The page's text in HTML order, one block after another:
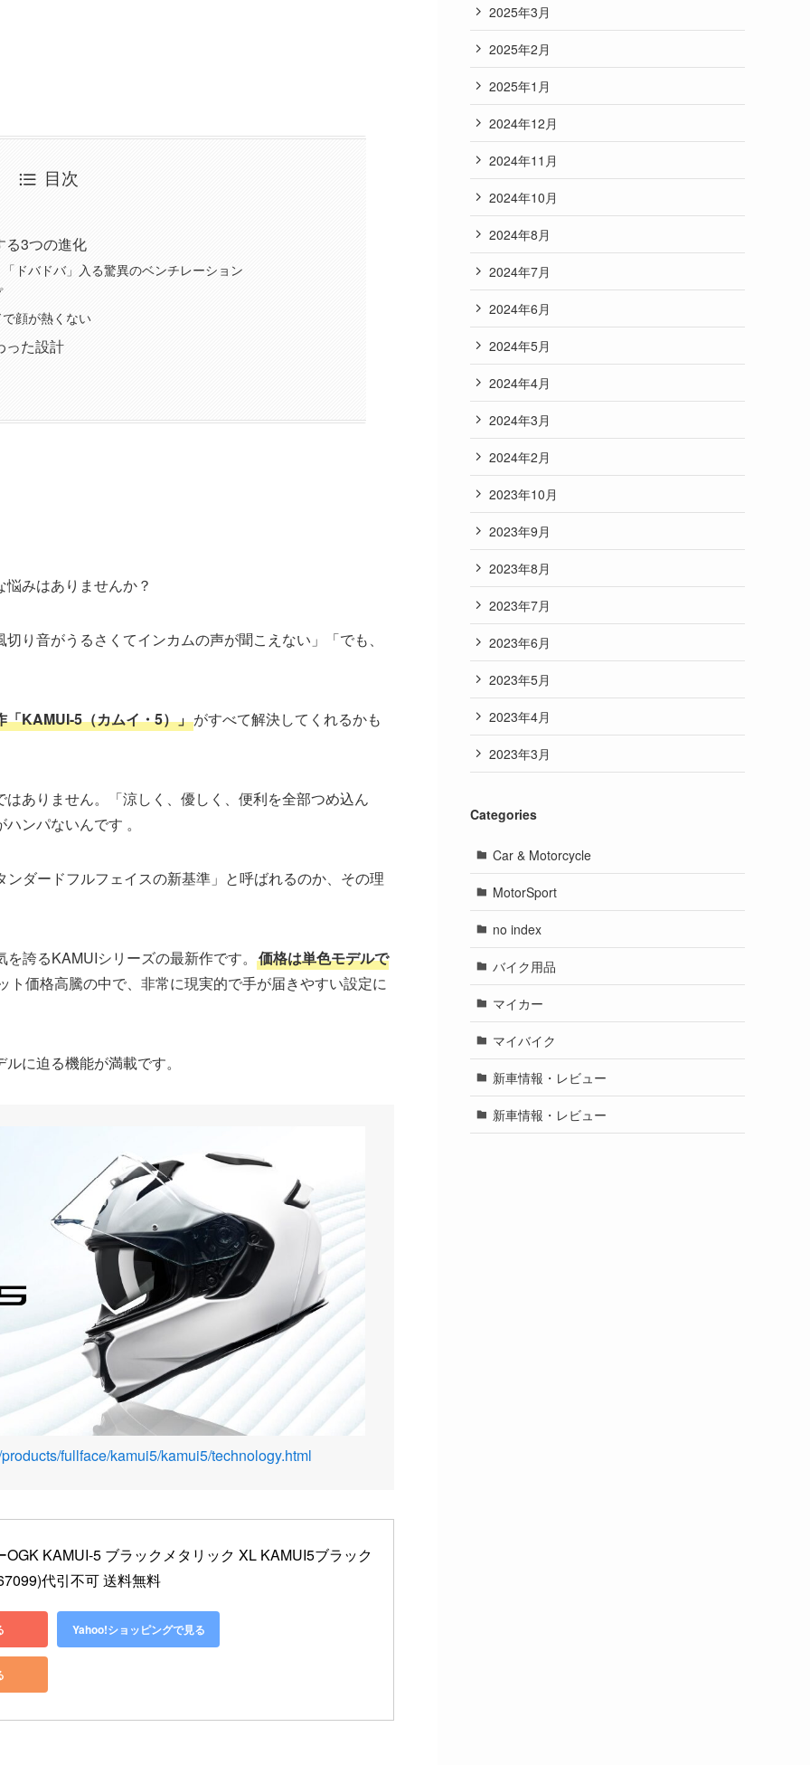
目次
る3つの進化
ドバドバ」入る驚異のベンチレーション
顔が熱くない
った設計
みはありませんか？
り音がうるさくてインカムの声が聞こえない」「でも、
KAMUI-5（カムイ・5）」がすべて解決してくれるかも
ありません。「涼しく、優しく、便利を全部つめ込ん
ンパないんです 。
ダードフルフェイスの新基準」と呼ばれるのか、その理
誇るKAMUIシリーズの最新作です。 価格は単色モデルで
ト価格高騰の中で、非常に現実的で手が届きやすい設定に
に迫る機能が満載です。
fullface/kamui5/kamui5/technology.html
OGK KAMUI-5 ブラックメタリック XL KAMUI5ブラック
代引不可 送料無料
Yahoo!ショッピングで見る
2025年3月
2025年2月
2025年1月
2024年12月
2024年11月
2024年10月
2024年8月
2024年7月
2024年6月
2024年5月
2024年4月
2024年3月
2024年2月
2023年10月
2023年9月
2023年8月
2023年7月
2023年6月
2023年5月
2023年4月
2023年3月
Categories
Car & Motorcycle
MotorSport
no index
バイク用品
マイカー
マイバイク
新車情報・レビュー
新車情報・レビュー